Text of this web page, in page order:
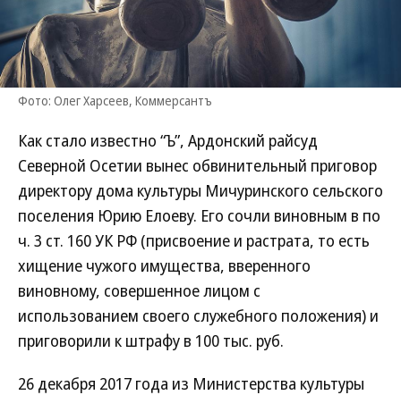
Фото: Олег Харсеев, Коммерсантъ
Как стало известно “Ъ”, Ардонский райсуд
Северной Осетии вынес обвинительный приговор
директору дома культуры Мичуринского сельского
поселения Юрию Елоеву. Его сочли виновным в по
ч. 3 ст. 160 УК РФ (присвоение и растрата, то есть
хищение чужого имущества, вверенного
виновному, совершенное лицом с
использованием своего служебного положения) и
приговорили к штрафу в 100 тыс. руб.
26 декабря 2017 года из Министерства культуры